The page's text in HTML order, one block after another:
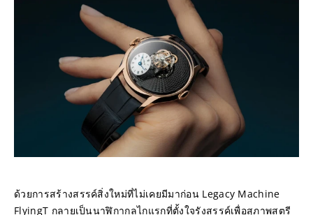
ด้วยการสร้างสรรค์สิ่งใหม่ที่ไม่เคยมีมาก่อน Legacy Machine
FlyingT กลายเป็นนาฬิกากลไกแรกที่ตั้งใจรังสรรค์เพื่อสุภาพสตรี